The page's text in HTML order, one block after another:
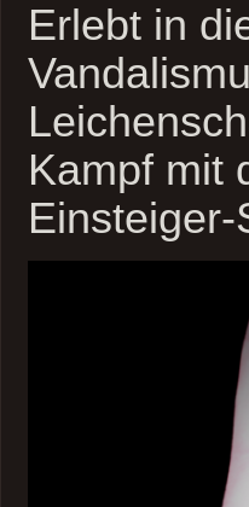
Erlebt in
Kampf mit